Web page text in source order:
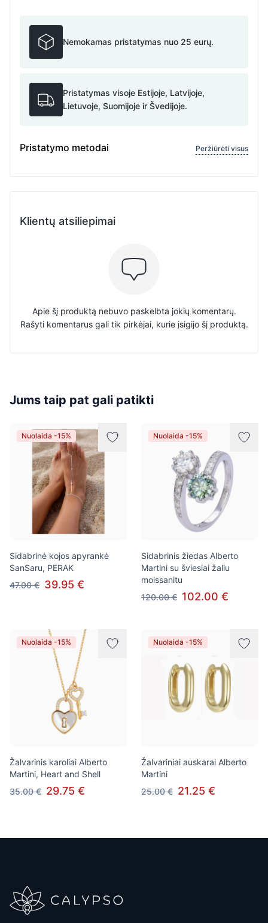
Nemokamas pristatymas nuo 25 eurų.
Pristatymas visoje Estijoje, Latvijoje,
Lietuvoje, Suomijoje ir Švedijoje.
Pristatymo metodai Peržiūrėti visus
Klientų atsiliepimai
Apie šį produktą nebuvo paskelbta jokių komentarų.
Rašyti komentarus gali tik pirkėjai, kurie įsigijo šį produktą.
Jums taip pat gali patikti
Nuolaida -15%
Sidabrinė kojos apyrankė
SanSaru, PERAK
47.00 € 39.95 €
Nuolaida -15%
Sidabrinis žiedas Alberto
Martini su šviesiai žaliu
moissanitu
120.00 € 102.00 €
Nuolaida -15%
Žalvarinis karoliai Alberto
Martini, Heart and Shell
35.00 € 29.75 €
Nuolaida -15%
Žalvariniai auskarai Alberto
Martini
25.00 € 21.25 €